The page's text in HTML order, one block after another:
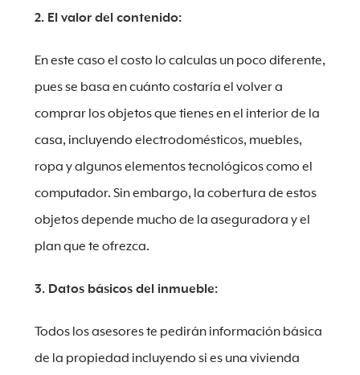
2. El valor del contenido:
En este caso el costo lo calculas un poco diferente,
pues se basa en cuánto costaría el volver a
comprar los objetos que tienes en el interior de la
casa, incluyendo electrodomésticos, muebles,
ropa y algunos elementos tecnológicos como el
computador. Sin embargo, la cobertura de estos
objetos depende mucho de la aseguradora y el
plan que te ofrezca.
3. Datos básicos del inmueble:
Todos los asesores te pedirán información básica
de la propiedad incluyendo si es una vivienda